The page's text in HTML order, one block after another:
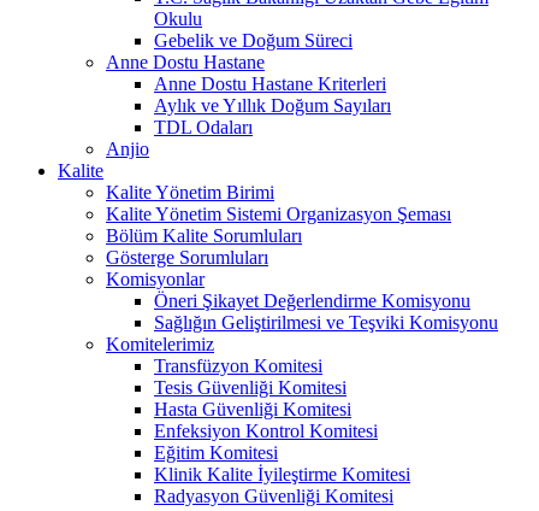
Okulu
Gebelik ve Doğum Süreci
Anne Dostu Hastane
Anne Dostu Hastane Kriterleri
Aylık ve Yıllık Doğum Sayıları
TDL Odaları
Anjio
Kalite
Kalite Yönetim Birimi
Kalite Yönetim Sistemi Organizasyon Şeması
Bölüm Kalite Sorumluları
Gösterge Sorumluları
Komisyonlar
Öneri Şikayet Değerlendirme Komisyonu
Sağlığın Geliştirilmesi ve Teşviki Komisyonu
Komitelerimiz
Transfüzyon Komitesi
Tesis Güvenliği Komitesi
Hasta Güvenliği Komitesi
Enfeksiyon Kontrol Komitesi
Eğitim Komitesi
Klinik Kalite İyileştirme Komitesi
Radyasyon Güvenliği Komitesi